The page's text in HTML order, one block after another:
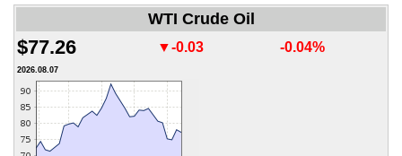
WTI Crude Oil
$77.26 ▼-0.03 -0.04%
2026.08.07